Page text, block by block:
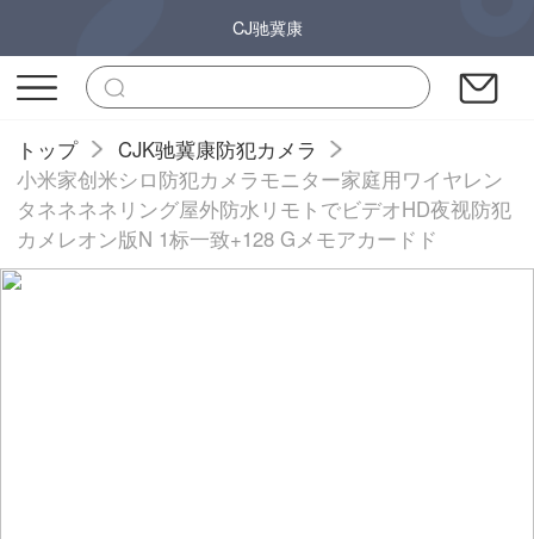
CJ驰冀康
トップ
CJK驰冀康防犯カメラ
小米家创米シロ防犯カメラモニター家庭用ワイヤレン
タネネネネリング屋外防水リモトでビデオHD夜视防犯
カメレオン版N 1标一致+128 Gメモアカードド